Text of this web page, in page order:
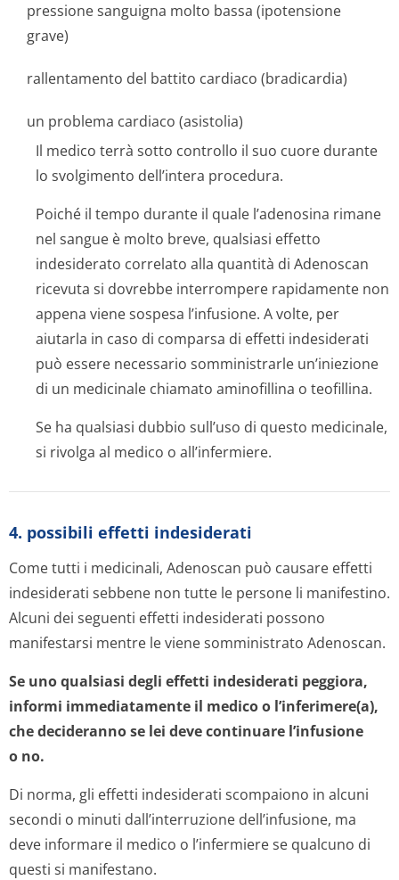
pressione sanguigna molto bassa (ipotensione
grave)
rallentamento del battito cardiaco (bradicardia)
un problema cardiaco (asistolia)
Il medico terrà sotto controllo il suo cuore durante
lo svolgimento dell’intera procedura.
Poiché il tempo durante il quale l’adenosina rimane
nel sangue è molto breve, qualsiasi effetto
indesiderato correlato alla quantità di Adenoscan
ricevuta si dovrebbe interrompere rapidamente non
appena viene sospesa l’infusione. A volte, per
aiutarla in caso di comparsa di effetti indesiderati
può essere necessario somministrarle un’iniezione
di un medicinale chiamato aminofillina o teofillina.
Se ha qualsiasi dubbio sull’uso di questo medicinale,
si rivolga al medico o all’infermiere.
4. possibili effetti indesiderati
Come tutti i medicinali, Adenoscan può causare effetti
indesiderati sebbene non tutte le persone li manifestino.
Alcuni dei seguenti effetti indesiderati possono
manifestarsi mentre le viene somministrato Adenoscan.
Se uno qualsiasi degli effetti indesiderati peggiora,
informi immediatamente il medico o l’inferimere(a),
che decideranno se lei deve continuare l’infusione
o no.
Di norma, gli effetti indesiderati scompaiono in alcuni
secondi o minuti dall’interruzione dell’infusione, ma
deve informare il medico o l’infermiere se qualcuno di
questi si manifestano.